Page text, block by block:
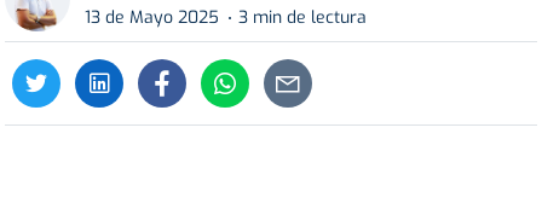
13 de Mayo 2025
3 min de lectura